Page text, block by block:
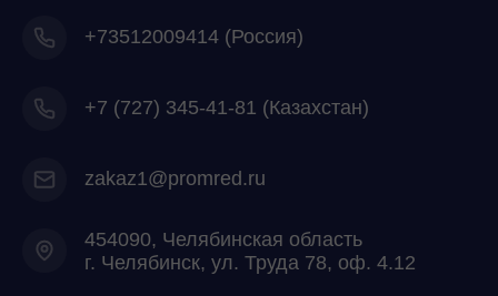
+73512009414 (Россия)
+7 (727) 345-41-81 (Казахстан)
zakaz1@promred.ru
454090, Челябинская область
г. Челябинск, ул. Труда 78, оф. 4.12